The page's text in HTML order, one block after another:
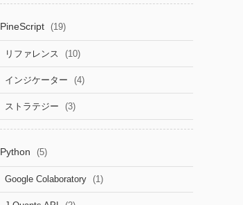
PineScript (19)
リファレンス (10)
インジケーター (4)
ストラテジー (3)
Python (5)
Google Colaboratory (1)